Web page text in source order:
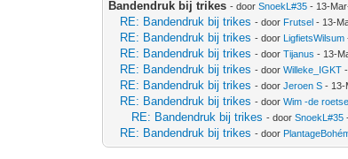
Bandendruk bij trikes - doorSnoekL#35 - 13-
RE: Bandendruk bij trikes - door Frutsel - 13-
RE: Bandendruk bij trikes - door LigfietsWilsum
RE: Bandendruk bij trikes - doorTijanus - 13-
RE: Bandendruk bij trikes - doorWilleke_IGKT
RE: Bandendruk bij trikes - doorJeroen S - 13-
RE: Bandendruk bij trikes - doorWim -de
RE: Bandendruk bij trikes - doorSnoekL#35
RE: Bandendruk bij trikes - door